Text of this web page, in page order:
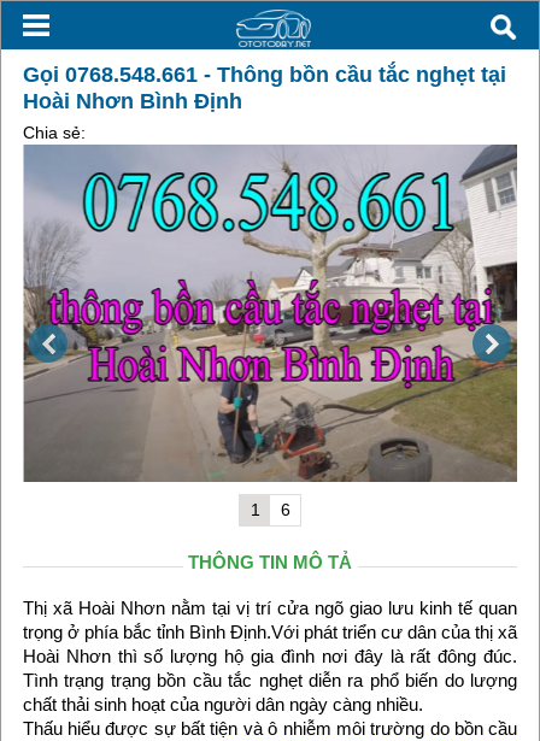
Gọi 0768.548.661 - Thông bồn cầu tắc nghẹt tại
Hoài Nhơn Bình Định
Chia sẻ:
1 6
THÔNG TIN MÔ TẢ
Thị xã Hoài Nhơn nằm tại vị trí cửa ngõ giao lưu kinh tế quan
trọng ở phía bắc tỉnh Bình Định.Với phát triển cư dân của thị xã
Hoài Nhơn thì số lượng hộ gia đình nơi đây là rất đông đúc.
Tình trạng trạng bồn cầu tắc nghẹt diễn ra phổ biến do lượng
chất thải sinh hoạt của người dân ngày càng nhiều.
Thấu hiểu được sự bất tiện và ô nhiễm môi trường do bồn cầu